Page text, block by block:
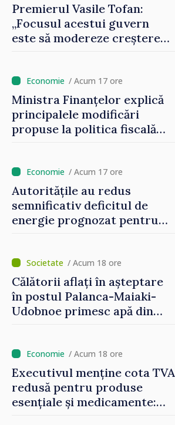
Premierul Vasile Tofan:
„Focusul acestui guvern
este să modereze creșterea
/ Acum 17 ore
Ministra Finanțelor explică
principalele modificări
propuse la politica fiscală
/ Acum 17 ore
Autoritățile au redus
semnificativ deficitul de
energie prognozat pentru
/ Acum 18 ore
Călătorii aflați în așteptare
în postul Palanca-Maiaki-
Udobnoe primesc apă din
/ Acum 18 ore
Executivul menține cota TVA
redusă pentru produse
esențiale și medicamente: